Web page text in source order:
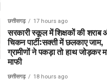
छत्तीसगढ़ 17 hours ago
सरकारी स्कूल में शिक्षकों की शराब
चिकन पार्टी:सक्ती में छलकाए जाम,
ग्रामीणों ने पकड़ा तो हाथ जोड़कर
माफी
छत्तीसगढ़ 18 hours ago